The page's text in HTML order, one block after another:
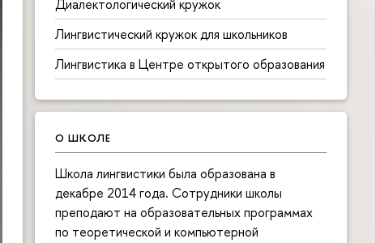
Диалектологический кружок
Лингвистический кружок для школьников
Лингвистика в Центре открытого образования
О ШКОЛЕ
Школа лингвистики была образована в
декабре 2014 года. Сотрудники школы
преподают на образовательных программах
по теоретической и компьютерной